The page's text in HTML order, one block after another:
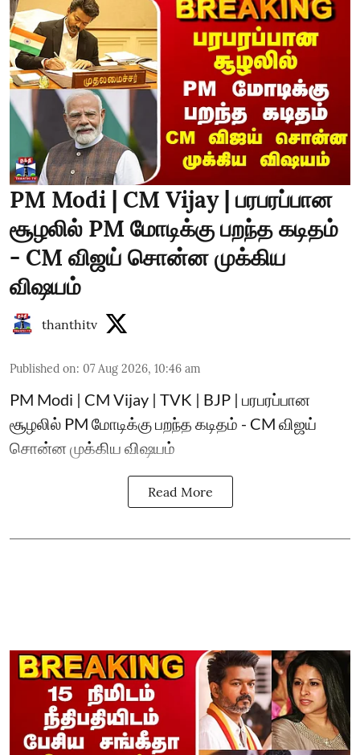
PM Modi | CM Vijay | பரபரப்பான
சூழலில் PM மோடிக்கு பறந்த கடிதம்
- CM விஜய் சொன்ன முக்கிய
விஷயம்
thanthitv
Published on: 07 Aug 2026, 10:46 am
PM Modi | CM Vijay | TVK | BJP | பரபரப்பான
சூழலில் PM மோடிக்கு பறந்த கடிதம் - CM விஜய்
சொன்ன முக்கிய விஷயம்
Read More